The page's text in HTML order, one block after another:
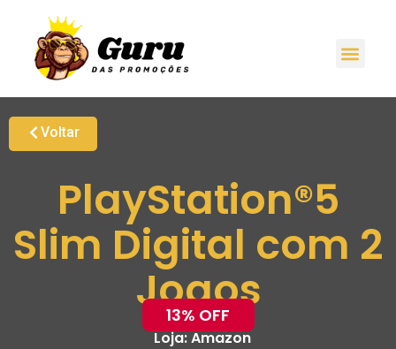
Voltar
PlayStation®5
Slim Digital com 2
Jogos
13% OFF
Loja:Amazon